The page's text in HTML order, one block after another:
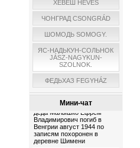
ХЕВЕШ HEVES
ЧОНГРАД CSONGRÁD
ШОМОДЬ SOMOGY.
ЯС-НАДЬКУН-СОЛЬНОК
JÁSZ-NAGYKUN-
SZOLNOK.
ФЕДЬХАЗ FEGYHÁZ
Мини-чат